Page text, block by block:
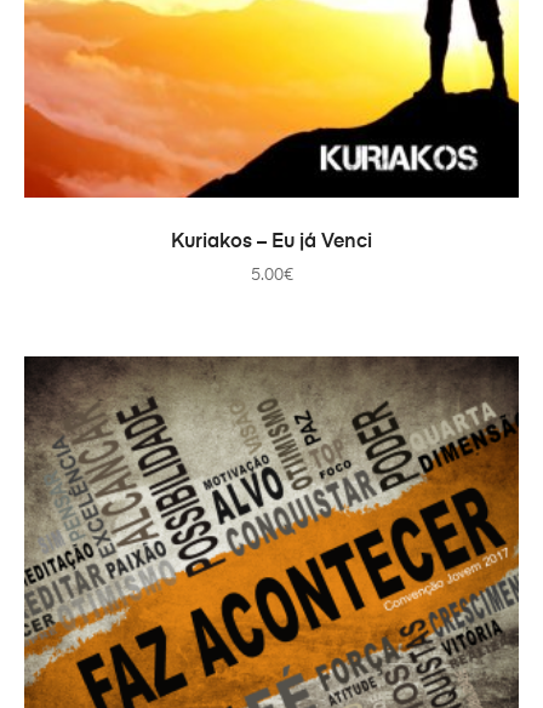
AÑADIR AL CARRITO
Kuriakos – Eu já Venci
5.00€